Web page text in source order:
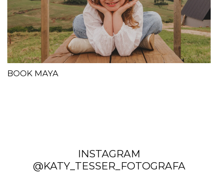
BOOK MAYA
INSTAGRAM
@KATY_TESSER_FOTOGRAFA